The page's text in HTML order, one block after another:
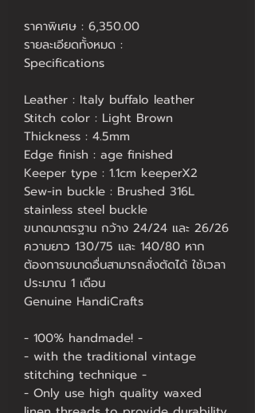
ราคาพิเศษ : 6,350.00
รายละเอียดทั้งหมด :
Specifications
Leather : Italy buffalo leather
Stitch color : Light Brown
Thickness : 4.5mm
Edge finish : age finished
Keeper type : 1.1cm keeperX2
Sew-in buckle : Brushed 316L
stainless steel buckle
ขนาดมาตรฐาน กว้าง 24/24 และ 26/26
ความยาว 130/75 และ 140/80 หาก
ต้องการขนาดอื่นสามารถสั่งตัดได้ ใช้เวลา
ประมาณ 1 เดือน
Genuine HandiCrafts
- 100% handmade! -
- with the traditional vintage
stitching technique -
- Only use high quality waxed